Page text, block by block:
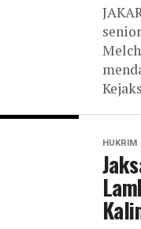
HUKRIM